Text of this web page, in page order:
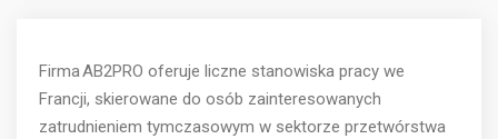
FirmaAB2PRO oferuje liczne stanowiska pracy we
Francji, skierowane do osób zainteresowanych
zatrudnieniem tymczasowym w sektorze przetwórstwa